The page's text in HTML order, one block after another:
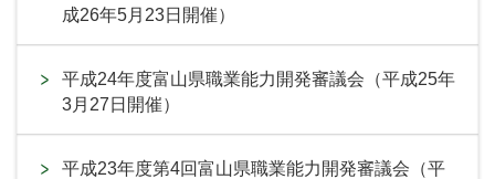
成26年5月23日開催）
平成24年度富山県職業能力開発審議会（平成25年
3月27日開催）
平成23年度第4回富山県職業能力開発審議会（平